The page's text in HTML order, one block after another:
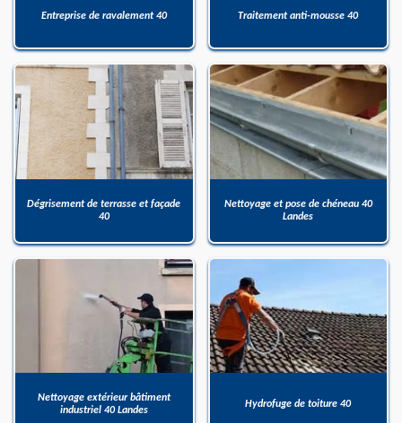
Entreprise de ravalement 40 Traitement anti-mousse 40
Dégrisement de terrasse et façade
40
Nettoyage et pose de chéneau 40
Landes
Nettoyage extérieur bâtiment
industriel 40 Landes
Hydrofuge de toiture 40